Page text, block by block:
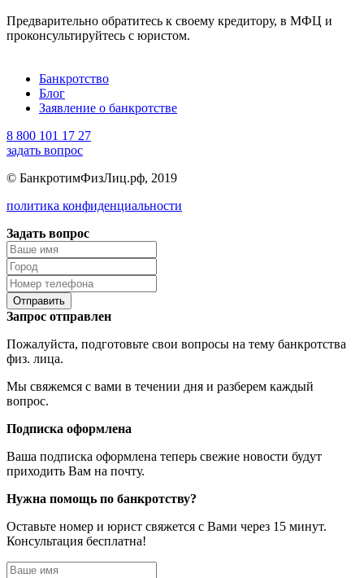
Предварительно обратитесь к своему кредитору, в МФЦ и
проконсультируйтесь с юристом.
Банкротство
Блог
Заявление о банкротстве
8 800 101 17 27
задать вопрос
© БанкротимФизЛиц.рф, 2019
политика конфиденциальности
Задать вопрос
Отправить
Запрос отправлен
Пожалуйста, подготовьте свои вопросы на тему банкротства
физ. лица.
Мы свяжемся с вами в течении дня и разберем каждый
вопрос.
Подписка оформлена
Ваша подписка оформлена теперь свежие новости будут
приходить Вам на почту.
Нужна помощь по банкротству?
Оставьте номер и юрист свяжется с Вами через 15 минут.
Консультация бесплатна!